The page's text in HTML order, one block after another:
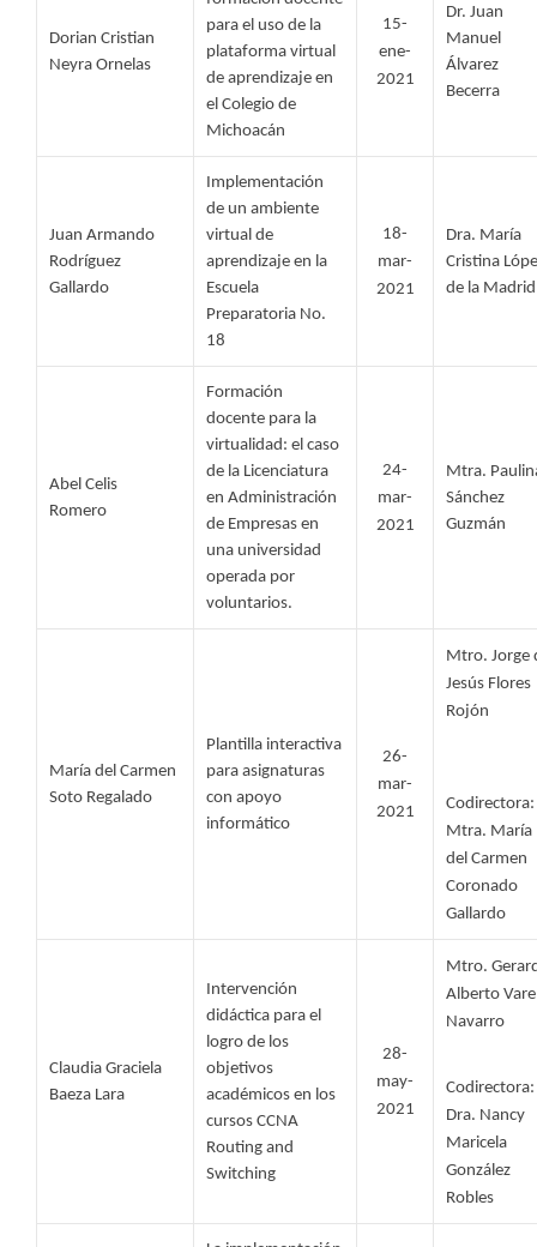
Dorian Cristian
Neyra Ornelas
para el uso de la
plataforma virtual
de aprendizaje en
el Colegio de
Michoacán
15-
ene-
2021
Dr. Juan
Manuel
Álvarez
Becerra
Juan Armando
Rodríguez
Gallardo
Implementación
de un ambiente
virtual de
aprendizaje en la
Escuela
Preparatoria No.
18
18-
mar-
2021
Dra. María
Cristina
de la Madrid
Abel Celis
Romero
Formación
docente para la
virtualidad: el caso
de la Licenciatura
en Administración
de Empresas en
una universidad
operada por
voluntarios.
24-
mar-
2021
Mtra.
Sánchez
Guzmán
María del Carmen
Soto Regalado
Plantilla interactiva
para asignaturas
con apoyo
informático
26-
mar-
2021
Mtro. Jorge
Jesús Flores
Rojón
Codirectora:
Mtra. María
del Carmen
Coronado
Gallardo
Claudia Graciela
Baeza Lara
Intervención
didáctica para el
logro de los
objetivos
académicos en los
cursos CCNA
Routing and
Switching
28-
may-
2021
Mtro.
Alberto
Navarro
Codirectora:
Dra. Nancy
Maricela
González
Robles